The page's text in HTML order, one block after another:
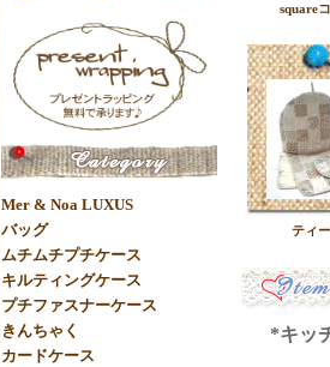
square
ティ
*キッ
Mer & Noa LUXUS
バッグ
ムチムチプチケース
キルティングケース
プチファスナーケース
きんちゃく
カードケース